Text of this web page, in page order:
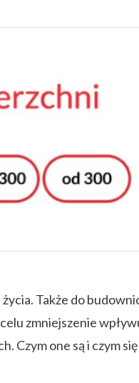
Także do
zmniejszenie
Czym one są i czym się